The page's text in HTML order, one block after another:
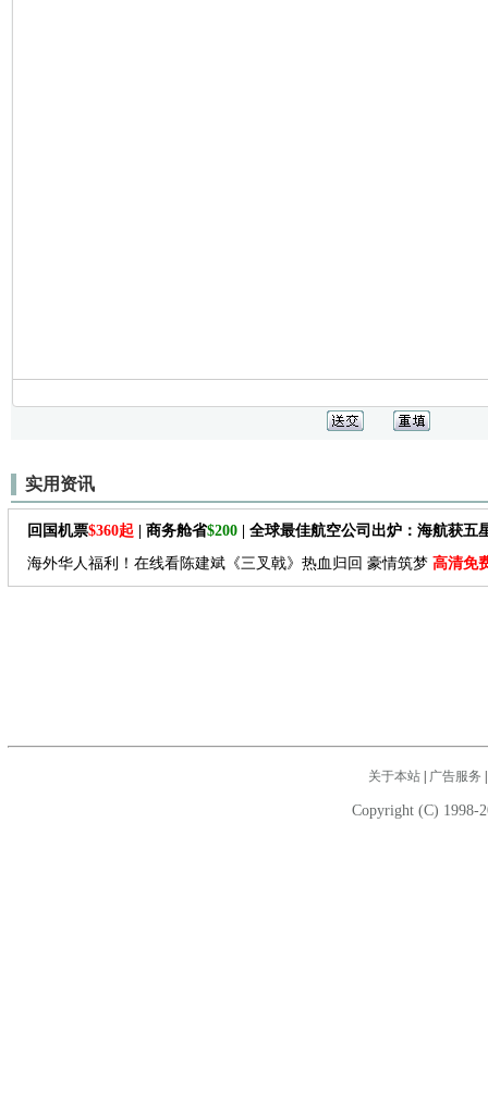
实用资讯
回国机票$360起 | 商务舱省$200 | 全球最佳航空公司出炉：海航获五
海外华人福利！在线看陈建斌《三叉戟》热血归回 豪情筑梦 高清免
关于本站| 广告服务
Copyright (C) 1998-